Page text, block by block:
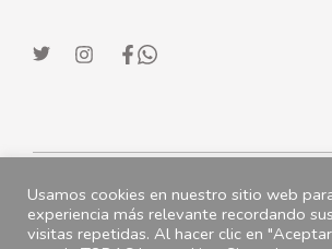
© NATURZENMADRID 2023
ENVÍOS |POLÍTICA DE
Usamos cookies en nuestro sitio web
experiencia más relevante recordando
visitas repetidas. Al hacer clic en